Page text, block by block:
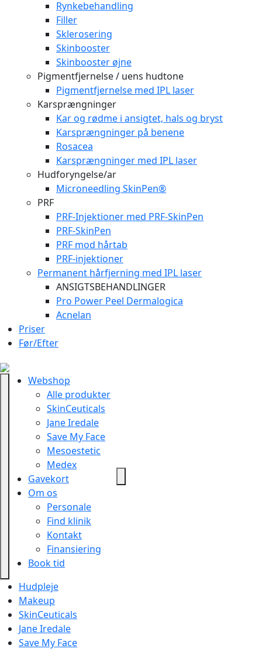
Rynkebehandling
Filler
Sklerosering
Skinbooster
Skinbooster øjne
Pigmentfjernelse / uens hudtone
Pigmentfjernelse med IPL laser
Karsprængninger
Kar og rødme i ansigtet, hals og bryst
Karsprængninger på benene
Rosacea
Karsprængninger med IPL laser
Hudforyngelse/ar
Microneedling SkinPen®
PRF
PRF-Injektioner med PRF-SkinPen
PRF-SkinPen
PRF mod hårtab
PRF-injektioner
Permanent hårfjerning med IPL laser
ANSIGTSBEHANDLINGER
Pro Power Peel Dermalogica
Acnelan
Priser
Før/Efter
Webshop
Alle produkter
SkinCeuticals
Jane Iredale
Save My Face
Mesoestetic
Medex
Gavekort
Om os
Personale
Find klinik
Kontakt
Finansiering
Book tid
Hudpleje
Makeup
SkinCeuticals
Jane Iredale
Save My Face